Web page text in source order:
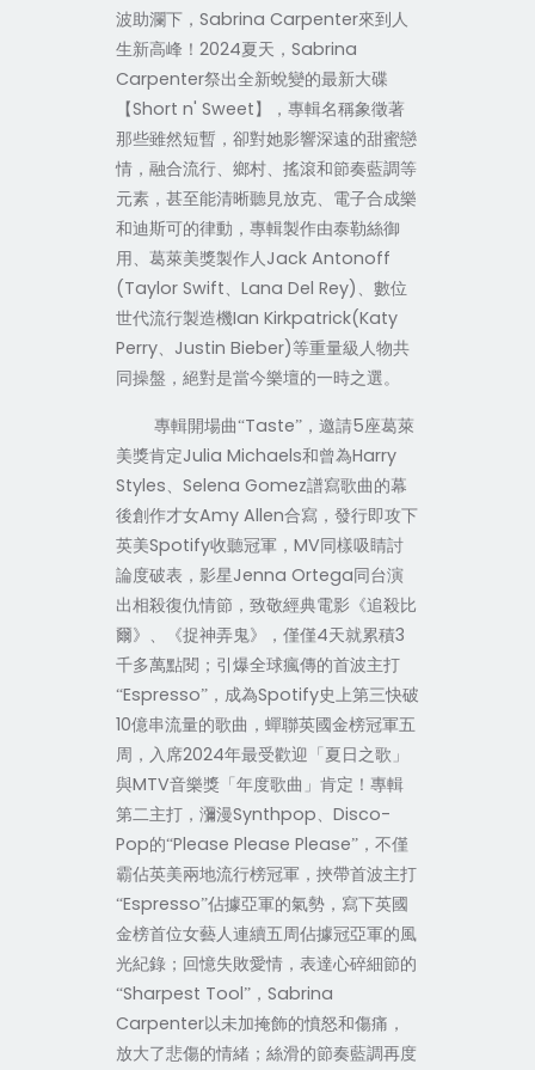
波助瀾下， Sabrina Carpenter來到人
生新高峰！ 2024夏天， Sabrina
Carpenter祭出全新蛻變的最新大碟
【Short n' Sweet】，專輯名稱象徵著
那些雖然短暫，卻對她影響深遠的甜蜜戀
情，融合流行、鄉村、搖滾和節奏藍調等
元素，甚至能清晰聽見放克、電子合成樂
和迪斯可的律動，專輯製作由泰勒絲御
用、葛萊美獎製作人 Jack Antonoff
(Taylor Swift
Lana Del Rey) 、數位
世代流行製造機Ian Kirkpatrick(Katy
Perry、 Justin Bieber)等重量級人物共
同操盤 ， 絕對是當今樂壇的一時之選。
專輯開場曲“Taste”，邀請5座葛萊
美獎肯定Julia Michaels和曾為Harry
Styles
Selena Gomez譜寫歌曲的幕
後創作才女Amy Allen合寫，發行即攻下
英美Spotify收聽冠軍， MV同樣吸睛討
論度破表，影星Jenna Ortega同台演
出相殺復仇情節，致敬經典電影《追殺比
爾》、《捉神弄鬼》，僅僅4天就累積3
千多萬點閱；引爆全球瘋傳的首波主打
“Espresso”，成為Spotify史上第三快破
10億串流量的歌曲，蟬聯英國金榜冠軍五
周，入席2024年最受歡迎「夏日之歌」
與MTV音樂獎「年度歌曲」肯定！專輯
第二主打，瀰漫Synthpop
Disco-
Pop的“Please Please Please”，不僅
霸佔英美兩地流行榜冠軍，挾帶首波主打
“Espresso”佔據亞軍的氣勢，寫下英國
金榜首位女藝人連續五周佔據冠亞軍的風
光紀錄；回憶失敗愛情，表達心碎細節的
“Sharpest Tool”， Sabrina
Carpenter以未加掩飾的憤怒和傷痛，
放大了悲傷的情緒；絲滑的節奏藍調再度